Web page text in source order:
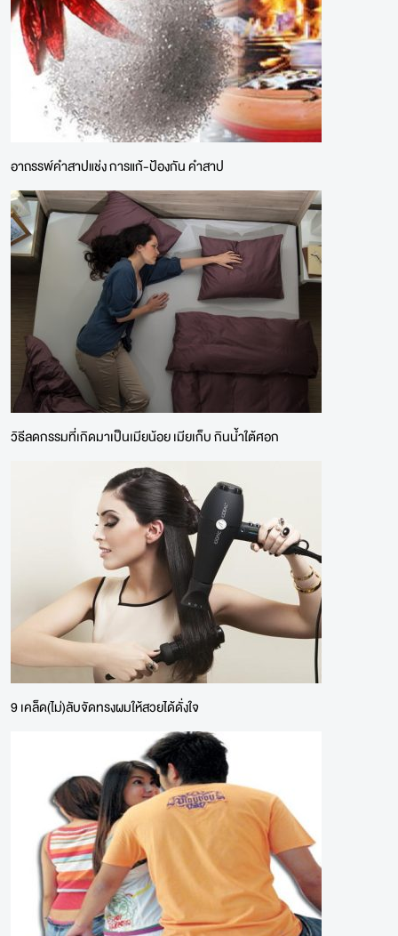
อาถรรพ์คำสาปแช่ง การแก้-ป้องกัน คำสาป
วิธีลดกรรมที่เกิดมาเป็นเมียน้อย เมียเก็บ กินน้ำใต้ศอก
9 เคล็ด(ไม่)ลับจัดทรงผมให้สวยได้ดั่งใจ